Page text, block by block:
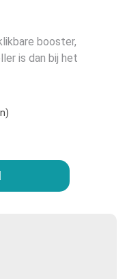
booster,
is dan bij het